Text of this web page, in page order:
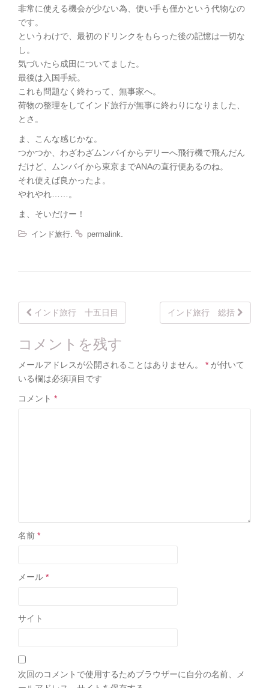
非常に使える機会が少ない為、使い手も僅かという代物なの
です。
というわけで、最初のドリンクをもらった後の記憶は一切な
し。
気づいたら成田についてました。
最後は入国手続。
これも問題なく終わって、無事家へ。
荷物の整理をしてインド旅行が無事に終わりになりました、
とさ。
ま、こんな感じかな。
つかつか、わざわざムンバイからデリーへ飛行機で飛んだん
だけど、ムンバイから東京までANAの直行便あるのね。
それ使えば良かったよ。
やれやれ……。
ま、そいだけー！
インド旅行 permalink
Post
navigation
インド旅行 十五日目 インド旅行 総括
コメントを残す
メールアドレスが公開されることはありません。 * が付いて
いる欄は必須項目です
コメント *
名前 *
メール *
サイト
次回のコメントで使用するためブラウザーに自分の名前、メ